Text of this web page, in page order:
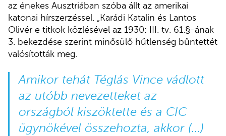
az énekes Ausztriában szóba állt az amerikai
katonai hírszerzéssel. „Karádi Katalin és Lantos
Olivér e titkok közlésével az 1930: III. tv. 61.§-ának
3. bekezdése szerint minősülő hűtlenség bűntettét
valósították meg.
Amikor tehát Téglás Vince vádlott
az utóbb nevezetteket az
országból kiszöktette és a CIC
ügynökével összehozta, akkor (…)